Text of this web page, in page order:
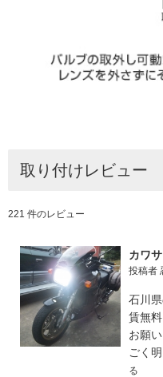
取り付けレビュー
221 件のレビュー
カワ
投稿者
石川
賃無
お願
ごく
る